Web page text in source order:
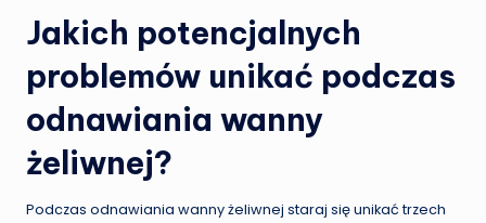
Jakich potencjalnych
problemów unikać podczas
odnawiania wanny
żeliwnej?
Podczas odnawiania wanny żeliwnej staraj się unikać trzech